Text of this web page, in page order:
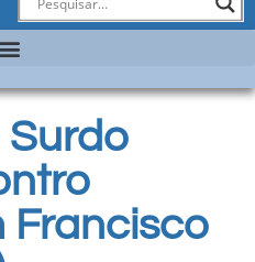
Surdo
Francisco